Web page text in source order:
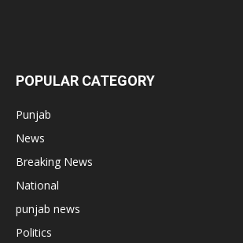
POPULAR CATEGORY
Punjab
News
Breaking News
National
punjab news
Politics